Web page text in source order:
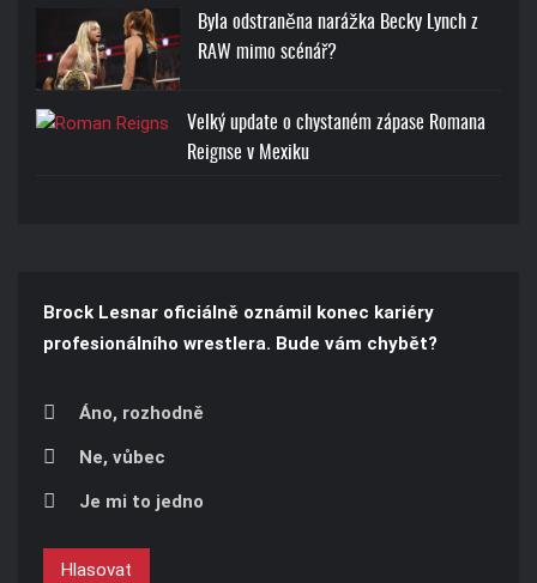
Byla odstraněna narážka Becky Lynch z
RAW mimo scénář?
Velký update o chystaném zápase Romana
Reignse v Mexiku
Brock Lesnar oficiálně oznámil konec kariéry
profesionálního wrestlera. Bude vám chybět?
Áno, rozhodně
Ne, vůbec
Je mi to jedno
Hlasovat